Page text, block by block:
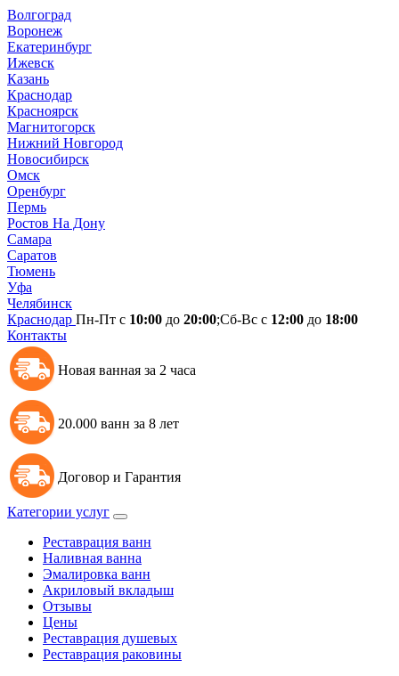
Волгоград
Воронеж
Екатеринбург
Ижевск
Казань
Краснодар
Красноярск
Магнитогорск
Нижний Новгород
Новосибирск
Омск
Оренбург
Пермь
Ростов На Дону
Самара
Саратов
Тюмень
Уфа
Челябинск
Краснодар Пн-Пт с 10:00 до 20:00;Сб-Вс с 12:00 до 18:00
Контакты
Новая ванная за 2 часа
20.000 ванн за 8 лет
Договор и Гарантия
Категории услуг
Реставрация ванн
Наливная ванна
Эмалировка ванн
Акриловый вкладыш
Отзывы
Цены
Реставрация душевых
Реставрация раковины